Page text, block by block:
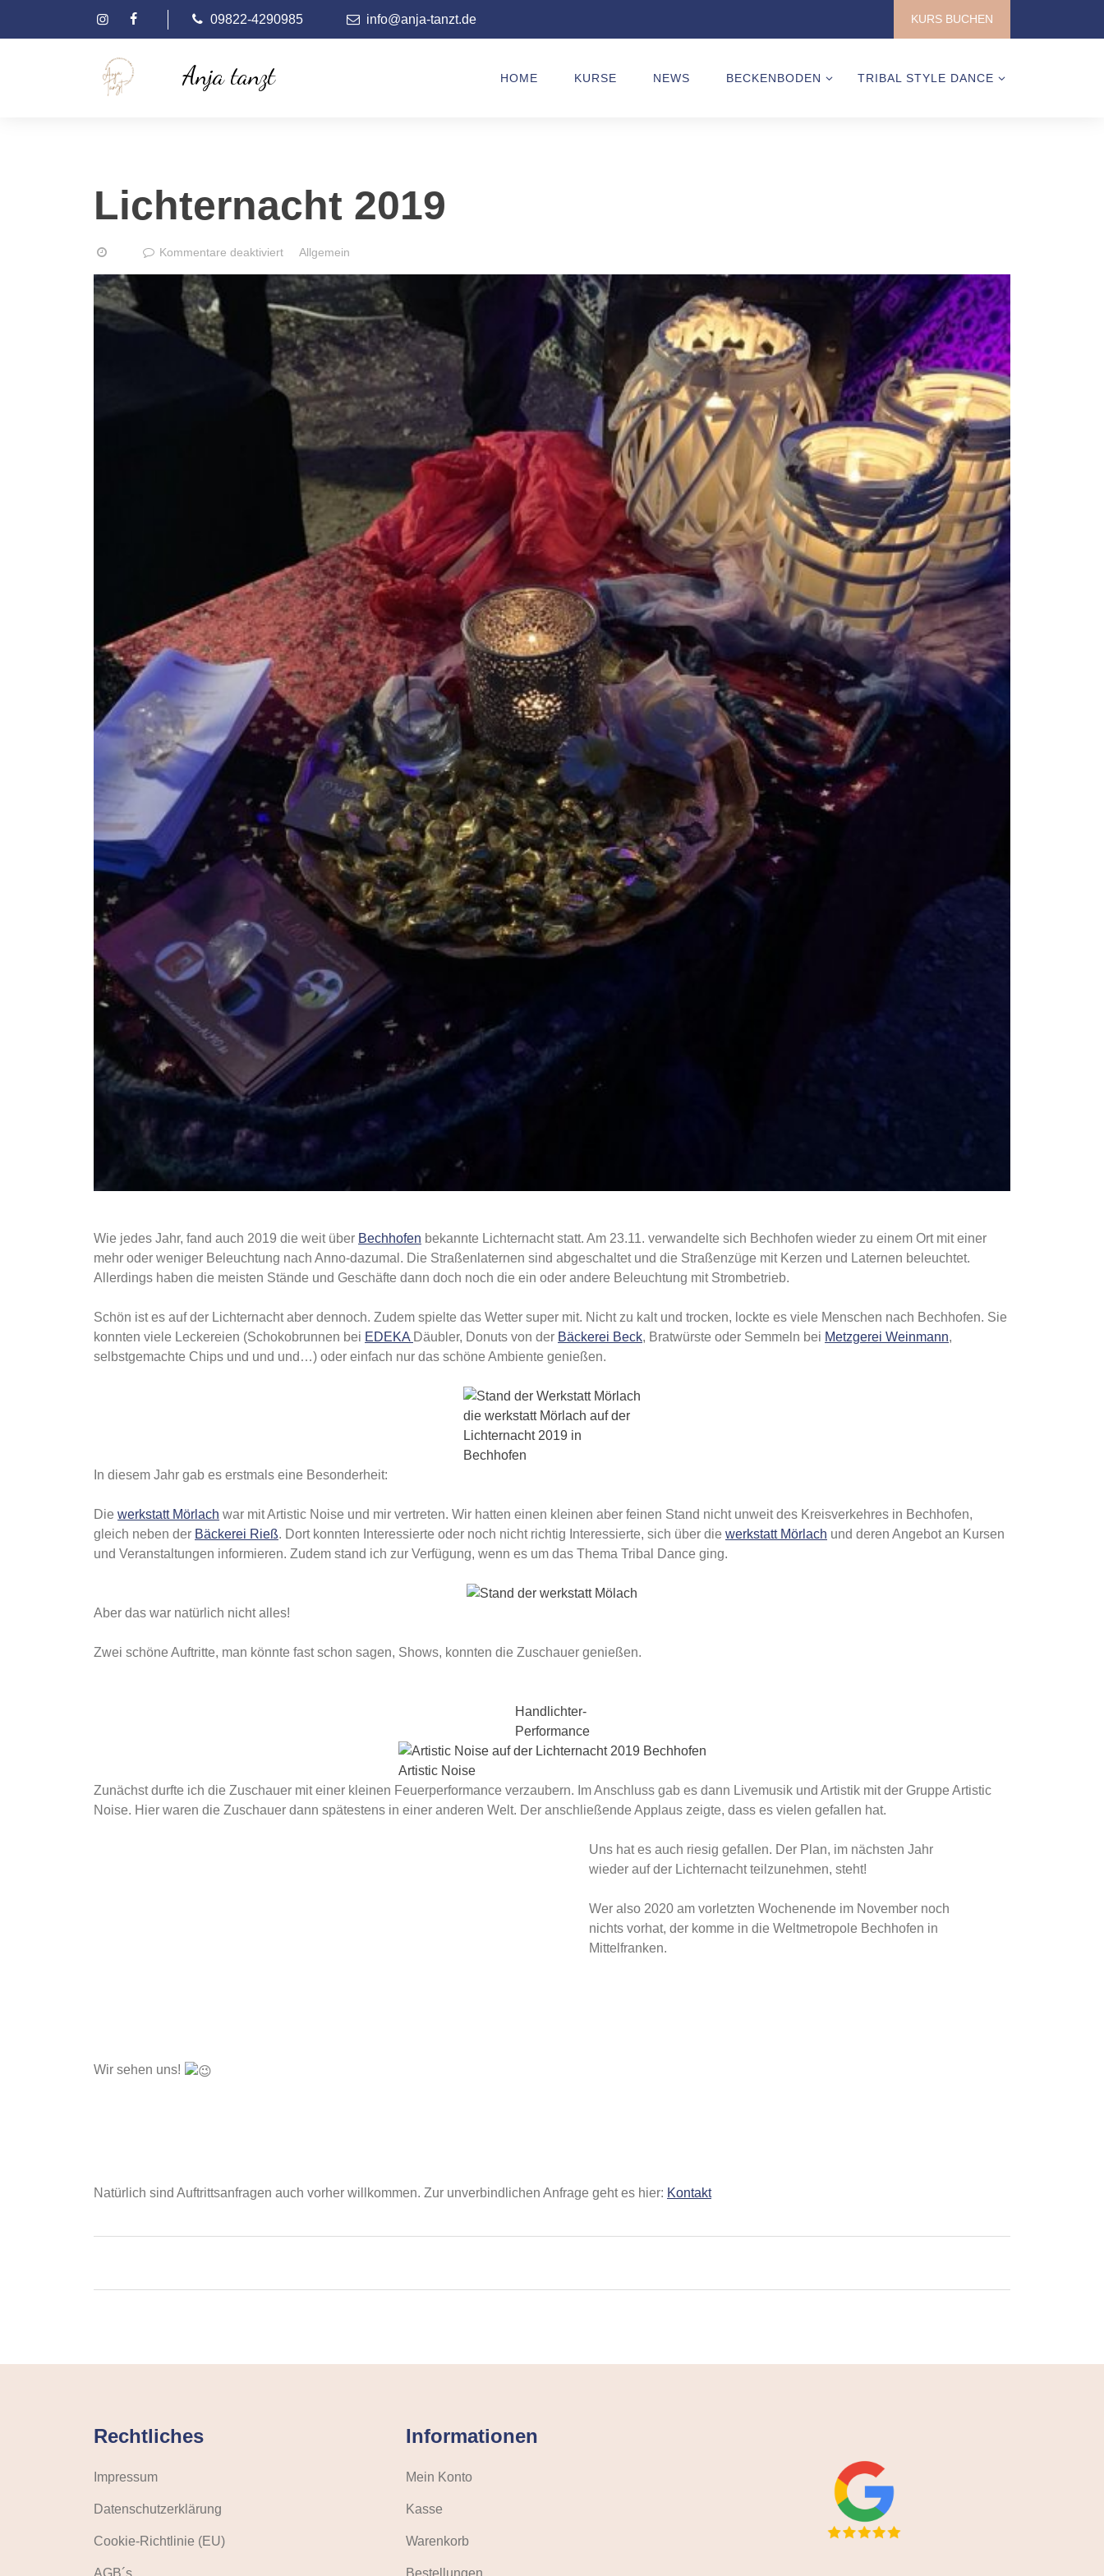
09822-4290985 info@anja-tanzt.de KURS BUCHEN
Anja tanzt HOME KURSE NEWS BECKENBODEN TRIBAL STYLE DANCE
Lichternacht 2019
Kommentare deaktiviertfür
2019
Allgemein
Wie jedes Jahr, fand auch 2019 die weit über Bechhofen bekannte Lichternacht statt. Am 23.11. verwandelte sich Bechhofen wieder zu einem Ort mit einer
mehr oder weniger Beleuchtung nach Anno-dazumal. Die Straßenlaternen sind abgeschaltet und die Straßenzüge mit Kerzen und Laternen beleuchtet.
Allerdings haben die meisten Stände und Geschäfte dann doch noch die ein oder andere Beleuchtung mit Strombetrieb.
Schön ist es auf der Lichternacht aber dennoch. Zudem spielte das Wetter super mit. Nicht zu kalt und trocken, lockte es viele Menschen nach Bechhofen. Sie
konnten viele Leckereien (Schokobrunnen bei EDEKA Däubler, Donuts von der Bäckerei Beck, Bratwürste oder Semmeln bei Metzgerei Weinmann,
selbstgemachte Chips und und und…) oder einfach nur das schöne Ambiente genießen.
die werkstatt Mörlach auf der
Lichternacht 2019 in
Bechhofen
In diesem Jahr gab es erstmals eine Besonderheit:
Die werkstatt Mörlach war mit Artistic Noise und mir vertreten. Wir hatten einen kleinen aber feinen Stand nicht unweit des Kreisverkehres in Bechhofen,
gleich neben der Bäckerei Rieß. Dort konnten Interessierte oder noch nicht richtig Interessierte, sich über die werkstatt Mörlach und deren Angebot an Kursen
und Veranstaltungen informieren. Zudem stand ich zur Verfügung, wenn es um das Thema Tribal Dance ging.
Aber das war natürlich nicht alles!
Zwei schöne Auftritte, man könnte fast schon sagen, Shows, konnten die Zuschauer genießen.
Handlichter-
Performance
Artistic Noise
Zunächst durfte ich die Zuschauer mit einer kleinen Feuerperformance verzaubern. Im Anschluss gab es dann Livemusik und Artistik mit der Gruppe Artistic
Noise. Hier waren die Zuschauer dann spätestens in einer anderen Welt. Der anschließende Applaus zeigte, dass es vielen gefallen hat.
Uns hat es auch riesig gefallen. Der Plan, im nächsten Jahr
wieder auf der Lichternacht teilzunehmen, steht!
Wer also 2020 am vorletzten Wochenende im November noch
nichts vorhat, der komme in die Weltmetropole Bechhofen in
Mittelfranken.
Wir sehen uns!
Natürlich sind Auftrittsanfragen auch vorher willkommen. Zur unverbindlichen Anfrage geht es hier: Kontakt
Rechtliches
Impressum
Datenschutzerklärung
Cookie-Richtlinie (EU)
AGB´s
Informationen
Mein Konto
Kasse
Warenkorb
Bestellungen